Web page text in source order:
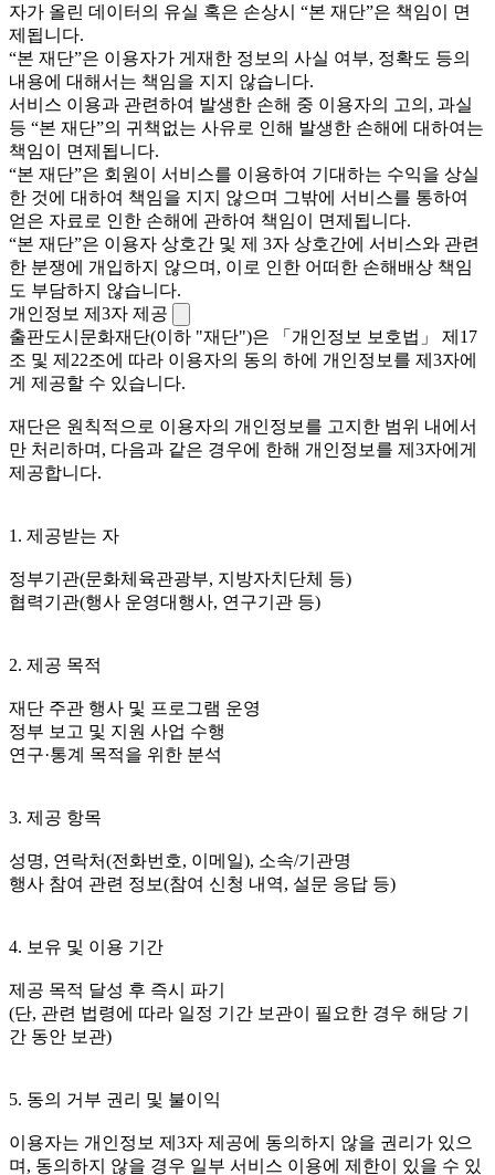
자가 올린 데이터의 유실 혹은 손상시 “본 재단”은 책임이 면
제됩니다.
“본 재단”은 이용자가 게재한 정보의 사실 여부, 정확도 등의
내용에 대해서는 책임을 지지 않습니다.
서비스 이용과 관련하여 발생한 손해 중 이용자의 고의, 과실
등 “본 재단”의 귀책없는 사유로 인해 발생한 손해에 대하여는
책임이 면제됩니다.
“본 재단”은 회원이 서비스를 이용하여 기대하는 수익을 상실
한 것에 대하여 책임을 지지 않으며 그밖에 서비스를 통하여
얻은 자료로 인한 손해에 관하여 책임이 면제됩니다.
“본 재단”은 이용자 상호간 및 제 3자 상호간에 서비스와 관련
한 분쟁에 개입하지 않으며, 이로 인한 어떠한 손해배상 책임
도 부담하지 않습니다.
개인정보 제3자 제공
출판도시문화재단(이하 "재단")은 「개인정보 보호법」 제17
조 및 제22조에 따라 이용자의 동의 하에 개인정보를 제3자에
게 제공할 수 있습니다.
재단은 원칙적으로 이용자의 개인정보를 고지한 범위 내에서
만 처리하며, 다음과 같은 경우에 한해 개인정보를 제3자에게
제공합니다.
1. 제공받는 자
정부기관(문화체육관광부, 지방자치단체 등)
협력기관(행사 운영대행사, 연구기관 등)
2. 제공 목적
재단 주관 행사 및 프로그램 운영
정부 보고 및 지원 사업 수행
연구·통계 목적을 위한 분석
3. 제공 항목
성명, 연락처(전화번호, 이메일), 소속/기관명
행사 참여 관련 정보(참여 신청 내역, 설문 응답 등)
4. 보유 및 이용 기간
제공 목적 달성 후 즉시 파기
(단, 관련 법령에 따라 일정 기간 보관이 필요한 경우 해당 기
간 동안 보관)
5. 동의 거부 권리 및 불이익
이용자는 개인정보 제3자 제공에 동의하지 않을 권리가 있으
며, 동의하지 않을 경우 일부 서비스 이용에 제한이 있을 수 있